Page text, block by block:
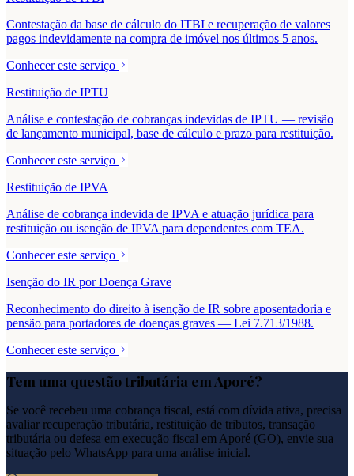
Contestação da base de cálculo do ITBI e recuperação de valores
pagos indevidamente na compra de imóvel nos últimos 5 anos.
Conhecer este serviço
Restituição de IPTU
Análise e contestação de cobranças indevidas de IPTU — revisão
de lançamento municipal, base de cálculo e prazo para restituição.
Conhecer este serviço
Restituição de IPVA
Análise de cobrança indevida de IPVA e atuação jurídica para
restituição ou isenção de IPVA para dependentes com TEA.
Conhecer este serviço
Isenção do IR por Doença Grave
Reconhecimento do direito à isenção de IR sobre aposentadoria e
pensão para portadores de doenças graves — Lei 7.713/1988.
Conhecer este serviço
Tem uma questão tributária em Aporé?
Se você recebeu uma cobrança fiscal, está com dívida ativa, precisa
avaliar recuperação tributária, restituição de tributos, transação
tributária ou defesa em execução fiscal em Aporé (GO), envie sua
situação pelo WhatsApp para uma análise inicial.